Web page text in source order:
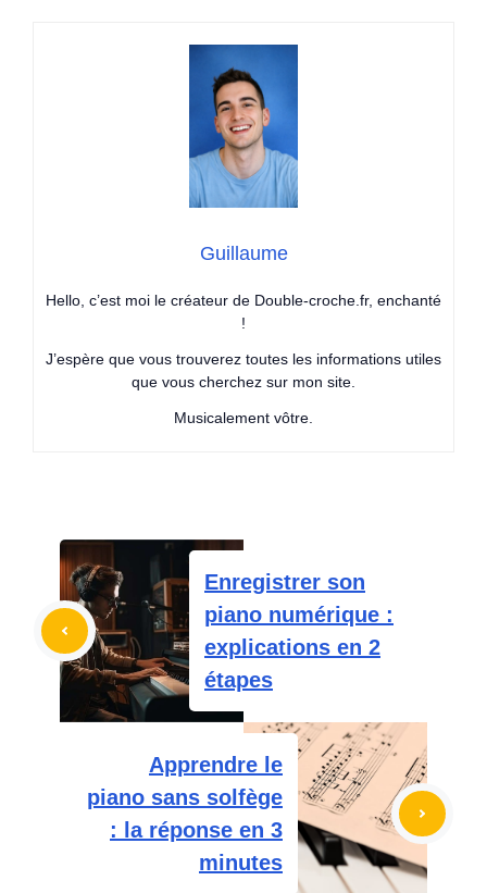
Guillaume
Hello, c’est moi le créateur de Double-croche.fr, enchanté
!
J’espère que vous trouverez toutes les informations utiles
que vous cherchez sur mon site.
Musicalement vôtre.
Enregistrer son
piano numérique :
explications en 2
étapes
Apprendre le
piano sans solfège
: la réponse en 3
minutes